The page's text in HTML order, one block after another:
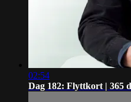
02:54
Dag 182: Flyttkort | 365